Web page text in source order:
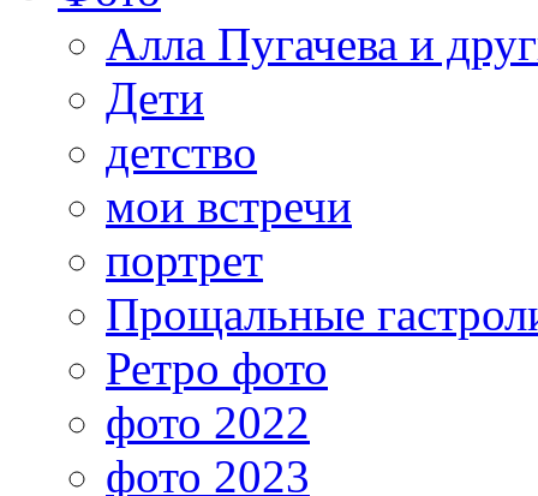
Алла Пугачева и
Дети
детство
мои встречи
портрет
Прощальные
Ретро фото
фото 2022
фото 2023